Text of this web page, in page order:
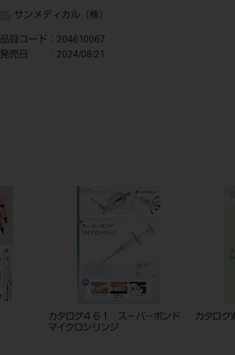
サンメディカル（株）
品目コード ：204610067
発売日
：2024/08/21
カタログ４６１ ス－パ－ボンド
マイクロシリンジ
カタログ